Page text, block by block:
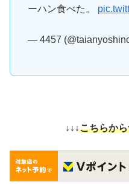
ーハン食べた。
— 4457
↓↓↓こちらか